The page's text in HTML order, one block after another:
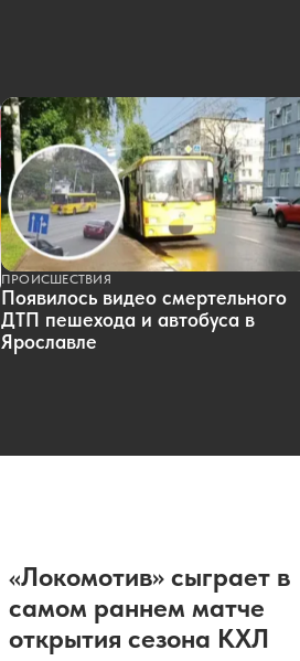
ПРОИСШЕСТВИЯ
Появилось видео смертельного
ДТП пешехода и автобуса в
Ярославле
«Локомотив» сыграет в
самом раннем матче
открытия сезона КХЛ